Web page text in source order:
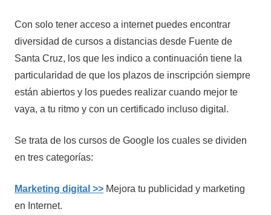
Con solo tener acceso a internet puedes encontrar
diversidad de cursos a distancias desde Fuente de
Santa Cruz, los que les indico a continuación tiene la
particularidad de que los plazos de inscripción siempre
están abiertos y los puedes realizar cuando mejor te
vaya, a tu ritmo y con un certificado incluso digital.
Se trata de los cursos de Google los cuales se dividen
en tres categorías:
Marketing digital >> Mejora tu publicidad y marketing
en Internet.